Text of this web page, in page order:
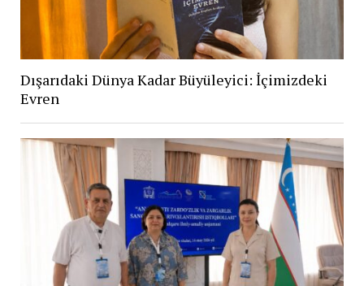
Dışarıdaki Dünya Kadar Büyüleyici: İçimizdeki
Evren